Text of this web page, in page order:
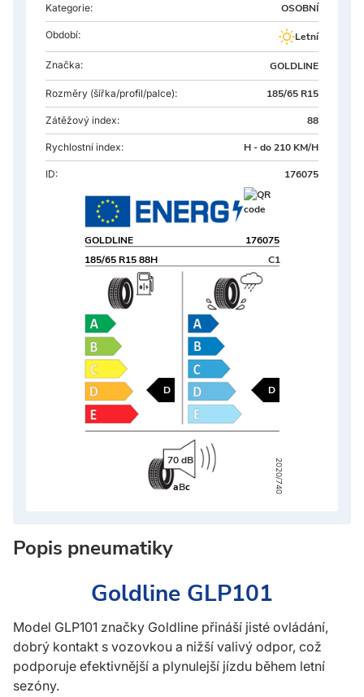
Kategorie: OSOBNÍ
Období: Letní
Značka: GOLDLINE
Rozměry (šířka/profil/palce): 185/65 R15
Zátěžový index: 88
Rychlostní index: H - do 210 KM/H
ID: 176075
185/65 R15 88H
GOLDLINE 176075
D D
70 dB
C1
2020/740
aBc
Popis pneumatiky
Goldline GLP101
Model GLP101 značky Goldline přináší jisté ovládání,
dobrý kontakt s vozovkou a nižší valivý odpor, což
podporuje efektivnější a plynulejší jízdu během letní
sezóny.